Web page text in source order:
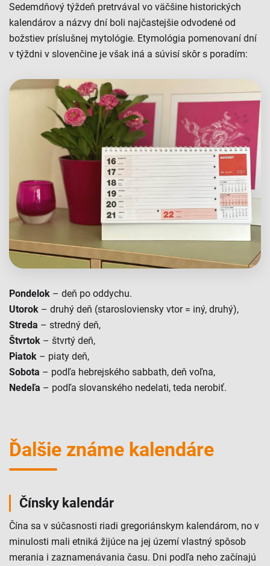
Sedemdňový týždeň pretrvával vo väčšine historických
kalendárov a názvy dní boli najčastejšie odvodené od
božstiev príslušnej mytológie. Etymológia pomenovaní dní
v týždni v slovenčine je však iná a súvisí skôr s poradím:
Pondelok – deň po oddychu.
Utorok – druhý deň (starosloviensky vtor = iný, druhý),
Streda – stredný deň,
Štvrtok – štvrtý deň,
Piatok – piaty deň,
Sobota – podľa hebrejského sabbath, deň voľna,
Nedeľa – podľa slovanského nedelati, teda nerobiť.
Ďalšie známe kalendáre
Čínsky kalendár
Čína sa v súčasnosti riadi gregoriánskym kalendárom, no v
minulosti mali etniká žijúce na jej území vlastný spôsob
merania i zaznamenávania času. Dni podľa neho začínajú